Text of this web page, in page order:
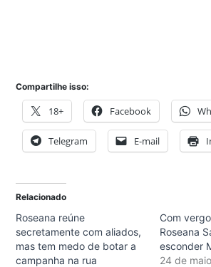
Compartilhe isso:
18+ Facebook
Telegram E-mail
Relacionado
Roseana reúne
secretamente com aliados,
mas tem medo de botar a
campanha na rua
Com
Roseana
esconder
24 de